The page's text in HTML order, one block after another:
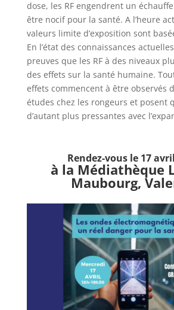
dose, les RF engendrent un
être nocif pour la santé. A l’heure
valeurs limite d’exposition sont
En l’état des connaissances
preuves que les RF à des niveaux
des effets sur la santé humaine.
effets commencent à être observés
études chez les rongeurs et posent
d’autant plus pressantes avec
Rendez-vous le 17
à la Médiathèque
Maubourg,